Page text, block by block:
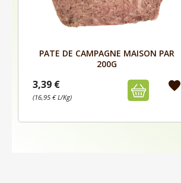
Aperçu
PATE DE CAMPAGNE MAISON PAR
200G
3,39 €
(16,95 € L/Kg)
favorite